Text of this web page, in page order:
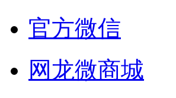
官方微信
网龙微商城